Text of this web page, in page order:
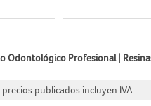
Odontológico Profesional |
precios publicados incluyen IVA